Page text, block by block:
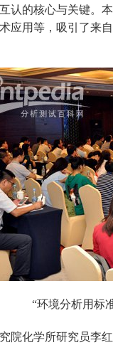
认的核心与关键。
应用等，吸引了来
“环境分析用标
院化学所研究员李